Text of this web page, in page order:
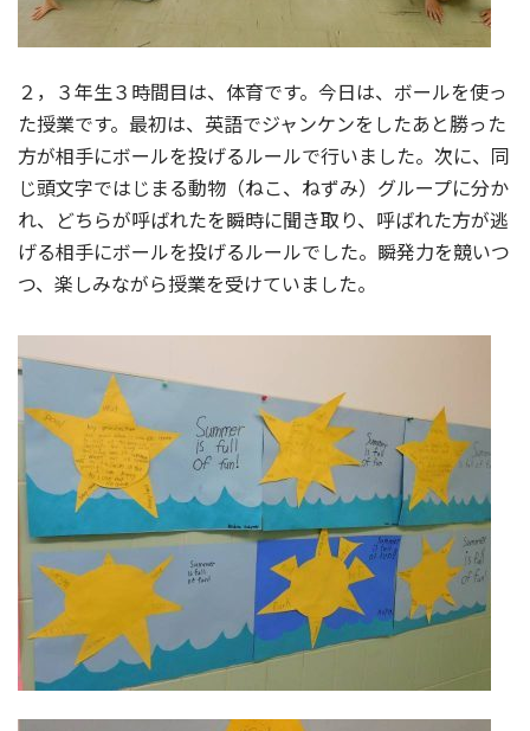
２，３年生３時間目は、体育です。今日は、ボールを使っ
た授業です。最初は、英語でジャンケンをしたあと勝った
方が相手にボールを投げるルールで行いました。次に、同
じ頭文字ではじまる動物（ねこ、ねずみ）グループに分か
れ、どちらが呼ばれたを瞬時に聞き取り、呼ばれた方が逃
げる相手にボールを投げるルールでした。瞬発力を競いつ
つ、楽しみながら授業を受けていました。